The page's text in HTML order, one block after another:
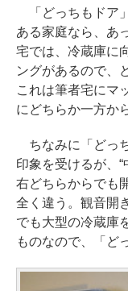
「どっちもドア
ある家庭なら、あ
宅では、冷蔵庫に
ングがあるので、
これは筆者宅にマ
にどちらか一方か
ちなみに「どっ
印象を受けるが、
右どちらからでも
全く違う。観音開
でも大型の冷蔵庫
ものなので、「ど